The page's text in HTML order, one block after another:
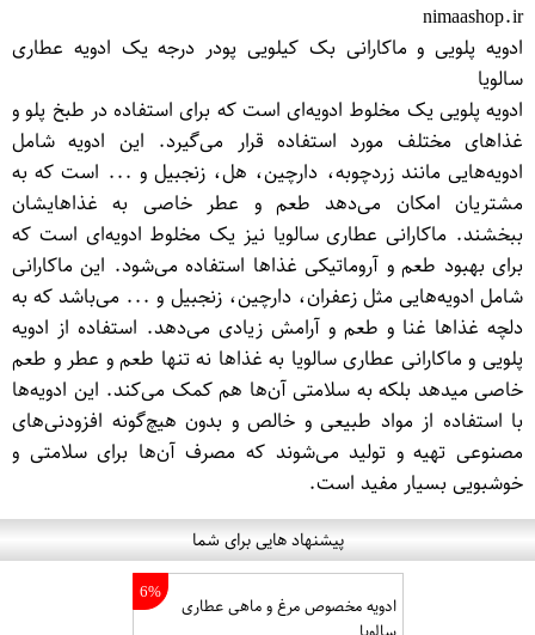
nimaashop.ir
ادویه پلویی و ماکارانی بک کیلویی پودر درجه یک ادویه عطاری
سالویا
ادویه پلویی یک مخلوط ادویه‌ای است که برای استفاده در طبخ پلو و
غذاهای مختلف مورد استفاده قرار می‌گیرد. این ادویه شامل
ادویه‌هایی مانند زردچوبه، دارچین، هل، زنجبیل و ... است که به
مشتریان امکان می‌دهد طعم و عطر خاصی به غذاهایشان
ببخشند. ماکارانی عطاری سالویا نیز یک مخلوط ادویه‌ای است که
برای بهبود طعم و آروماتیکی غذاها استفاده می‌شود. این ماکارانی
شامل ادویه‌هایی مثل زعفران، دارچین، زنجبیل و ... می‌باشد که به
دلچه غذاها غنا و طعم و آرامش زیادی می‌دهد. استفاده از ادویه
پلویی و ماکارانی عطاری سالویا به غذاها نه تنها طعم و عطر و طعم
خاصی میدهد بلکه به سلامتی آن‌ها هم کمک می‌کند. این ادویه‌ها
با استفاده از مواد طبیعی و خالص و بدون هیچ‌گونه افزودنی‌های
مصنوعی تهیه و تولید می‌شوند که مصرف آن‌ها برای سلامتی و
خوشبویی بسیار مفید است.
پیشنهاد هایی برای شما
6%
ادویه مخصوص مرغ و ماهی عطاری